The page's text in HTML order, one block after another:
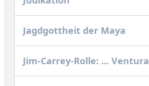
Jagdgottheit der Maya
Jim-Carrey-Rolle: ... Ventura